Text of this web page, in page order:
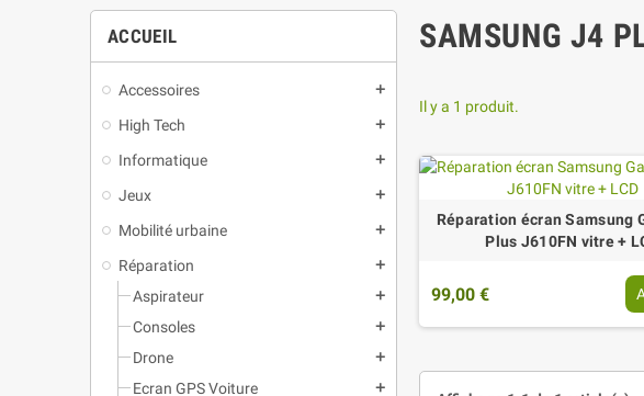
ACCUEIL
Accessoires add
High Tech add
Informatique add
Jeux add
Mobilité urbaine add
Réparation add
Aspirateur add
Consoles add
Drone add
Ecran GPS Voiture add
SAMSUNG J4
Il y a 1 produit.
Réparation écran Samsung
Plus J610FN vitre +
99,00 €